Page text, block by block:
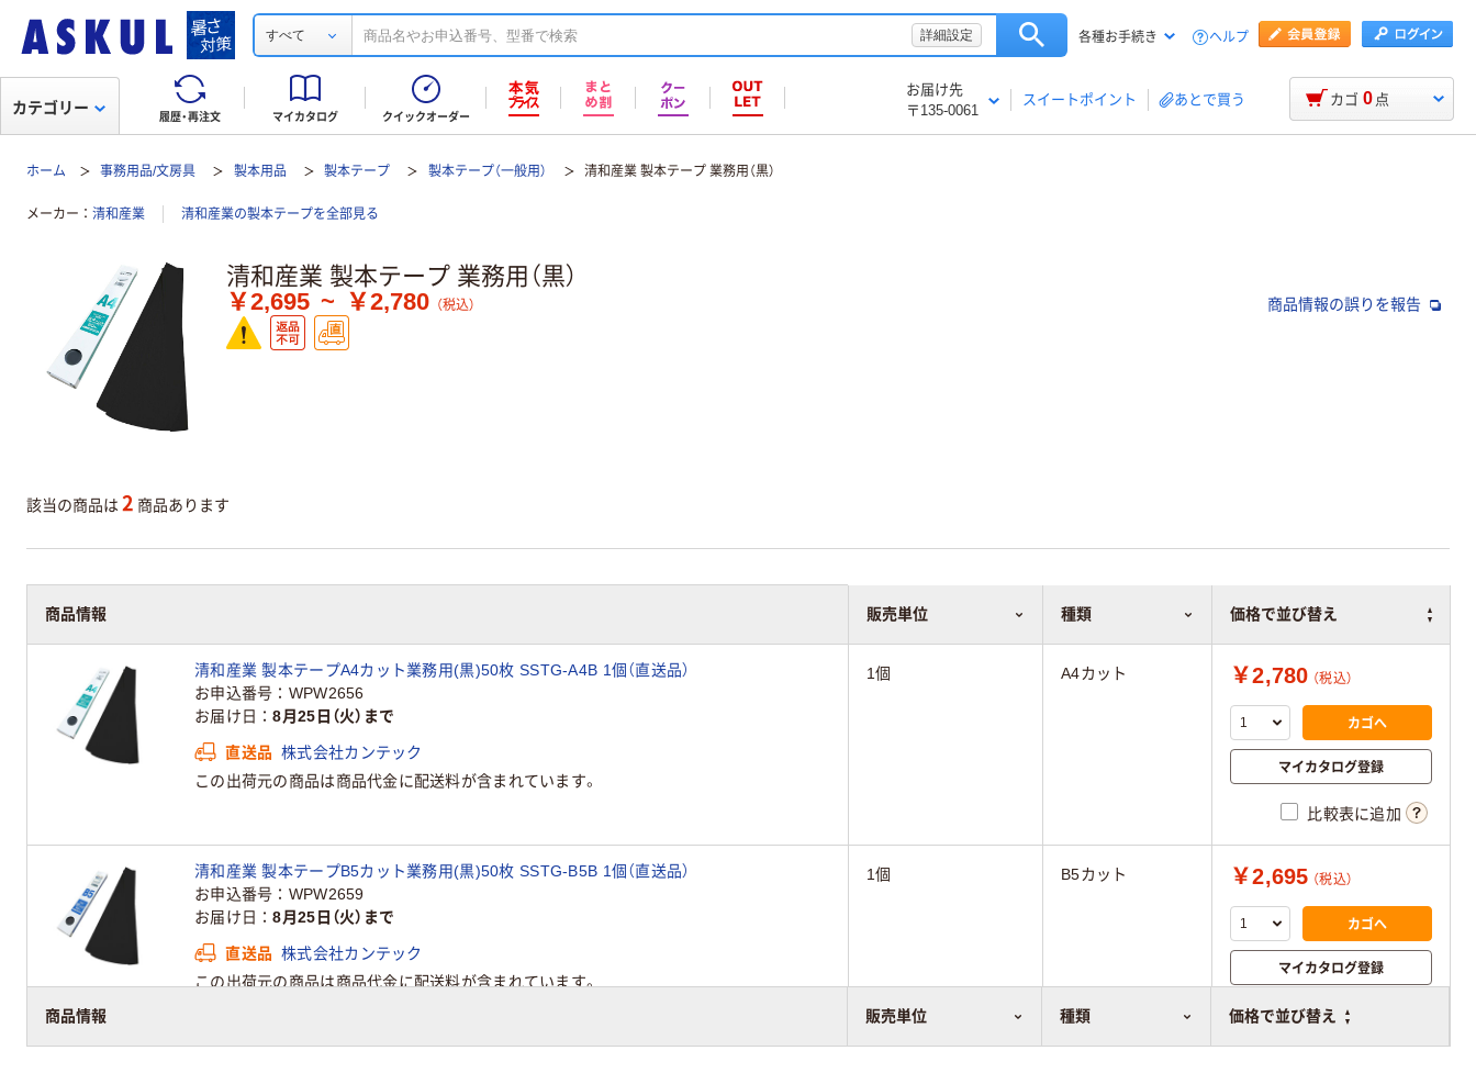
すべて 詳細設定 各種お手続き ヘルプ
履歴・再注文 マイカタログ クイックオーダー
お届け先
〒135-0061
スイートポイント あとで買う
カテゴリー カゴ 0 点
ホーム 事務用品/文房具 製本用品 製本テープ 製本テープ（一般用） 清和産業 製本テープ 業務用（黒）
メーカー 清和産業 清和産業の製本テープを全部見る
清和産業 製本テープ 業務用（黒）
￥2,695 ~ ￥2,780 （税込） 商品情報の誤りを報告
該当の商品は 2 商品あります
商品情報 販売単位 種類 価格で並び替え
商品情報 販売単位 種類 価格で並び替え
清和産業 製本テープA4カット業務用(黒)50枚 SSTG-A4B 1個（直送品）
お申込番号
WPW2656
お届け日
8月25日（火）まで
直送品 株式会社カンテック
この出荷元の商品は商品代金に配送料が含まれています。
1個 A4カット ￥2,780 （税込）
カゴへ
マイカタログ登録
比較表に追加
清和産業 製本テープB5カット業務用(黒)50枚 SSTG-B5B 1個（直送品）
お申込番号
WPW2659
お届け日
8月25日（火）まで
直送品 株式会社カンテック
この出荷元の商品は商品代金に配送料が含まれています。
1個 B5カット ￥2,695 （税込）
カゴへ
マイカタログ登録
比較表に追加